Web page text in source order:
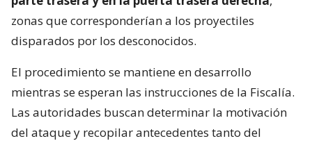
zonas que corresponderían a los proyectiles
disparados por los desconocidos.
El procedimiento se mantiene en desarrollo
mientras se esperan las instrucciones de la Fiscalía.
Las autoridades buscan determinar la motivación
del ataque y recopilar antecedentes tanto del